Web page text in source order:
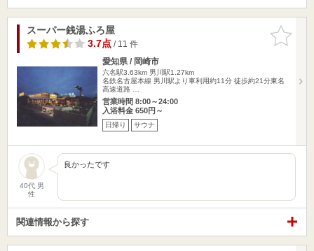
お気に入
りに追加
スーパー銭湯ふろ屋
3.7点/ 11 件
愛知県 / 岡崎市
六名駅3.63km 男川駅1.27km
名鉄名古屋本線 男川駅より車利用約11分 徒歩約21分東名
高速道路 …
営業時間 8:00～24:00
入浴料金 650円～
日帰り サウナ
40代 男
性
良かったです
関連情報から探す